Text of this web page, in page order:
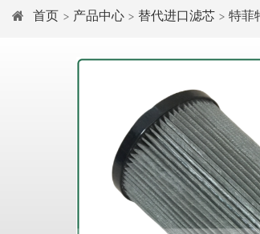
首页 > 产品中心 > 替代进口滤芯 > 特菲